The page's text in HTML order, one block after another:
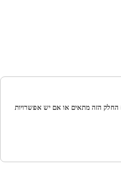
הזה מתאים או אם יש אפשרויות